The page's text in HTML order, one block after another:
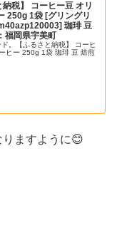
納税】 コーヒー豆 オリ
250g 1袋 [グリングリ
珈琲 豆
福岡県宇美町
。【ふるさと納税】 コーヒ
ヒー 250g 1袋 珈琲 豆 焙煎
ますように😊